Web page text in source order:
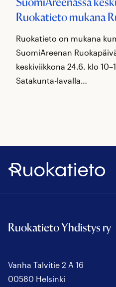
Ruokatieto mukana
Ruokatieto on mukana
SuomiAreenan
keskiviikkona 24.6. klo
Satakunta-lavalla…
Ruokatieto
Ruokatieto Yhdistys ry
Vanha Talvitie 2 A 16
00580 Helsinki